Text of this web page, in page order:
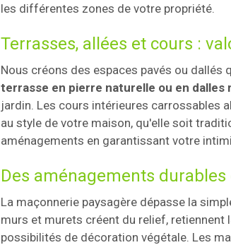
les différentes zones de votre propriété.
Terrasses, allées et cours :
Nous créons des espaces pavés ou dallés
terrasse en pierre naturelle ou en dalles
jardin. Les cours intérieures carrossables
au style de votre maison, qu'elle soit
aménagements en garantissant votre
Des aménagements
La maçonnerie paysagère dépasse la
murs et murets créent du relief,
possibilités de décoration végétale. Les